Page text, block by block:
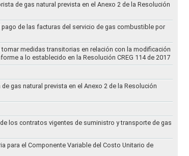
de gas natural prevista en el Anexo 2 de la Resolución
de las facturas del servicio de gas combustible por
medidas transitorias en relación con la modificación
a lo establecido en la Resolución CREG 114 de 2017
gas natural prevista en el Anexo 2 de la Resolución
los contratos vigentes de suministro y transporte de gas
para el Componente Variable del Costo Unitario de